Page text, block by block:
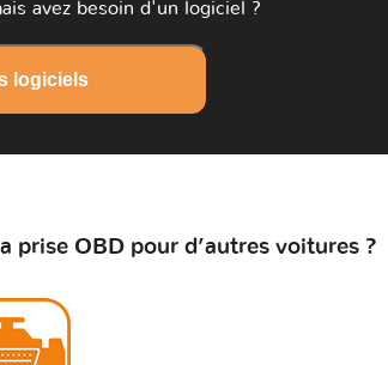
avez besoin d'un logiciel ?
logiciels
prise OBD pour d’autres voitures ?